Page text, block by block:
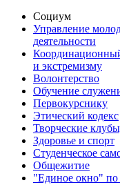
Социум
Управление
деятельности
и экстремизму
Волонтерство
Обучение
Первокурснику
Этический кодекс
Творческие
Здоровье и спорт
Студенческое
Общежитие
"Единое окно" по